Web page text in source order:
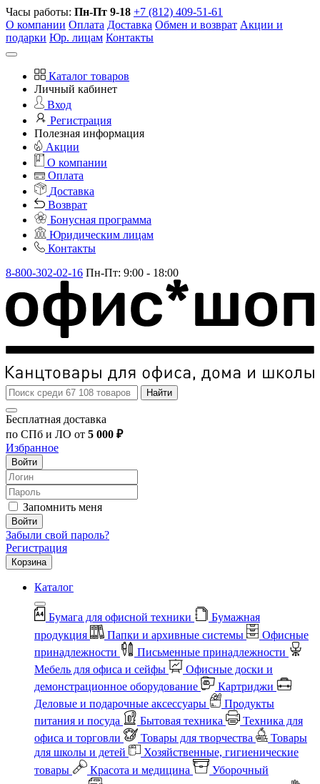
Часы работы: Пн-Пт 9-18 +7 (812) 409-51-61
О компании Оплата Доставка Обмен и возврат Акции и
подарки Юр. лицам Контакты
Каталог товаров
Личный кабинет
Вход
Регистрация
Полезная информация
Акции
О компании
Оплата
Доставка
Возврат
Бонусная программа
Юридическим лицам
Контакты
8-800-302-02-16 Пн-Пт: 9:00 - 18:00
Найти
Бесплатная доставка
по СПб и ЛО от 5 000 ₽
Избранное
Войти
Запомнить меня
Войти
Забыли свой пароль?
Регистрация
Корзина
Каталог
Бумага для офисной техники
Бумажная
продукция
Папки и архивные системы
Офисные
принадлежности
Письменные принадлежности
Мебель для офиса и сейфы
Офисные доски и
демонстрационное оборудование
Картриджи
Деловые и подарочные аксессуары
Продукты
питания и посуда
Бытовая техника
Техника для
офиса и торговли
Товары для творчества
Товары
для школы и детей
Хозяйственные, гигиенические
товары
Красота и медицина
Уборочный